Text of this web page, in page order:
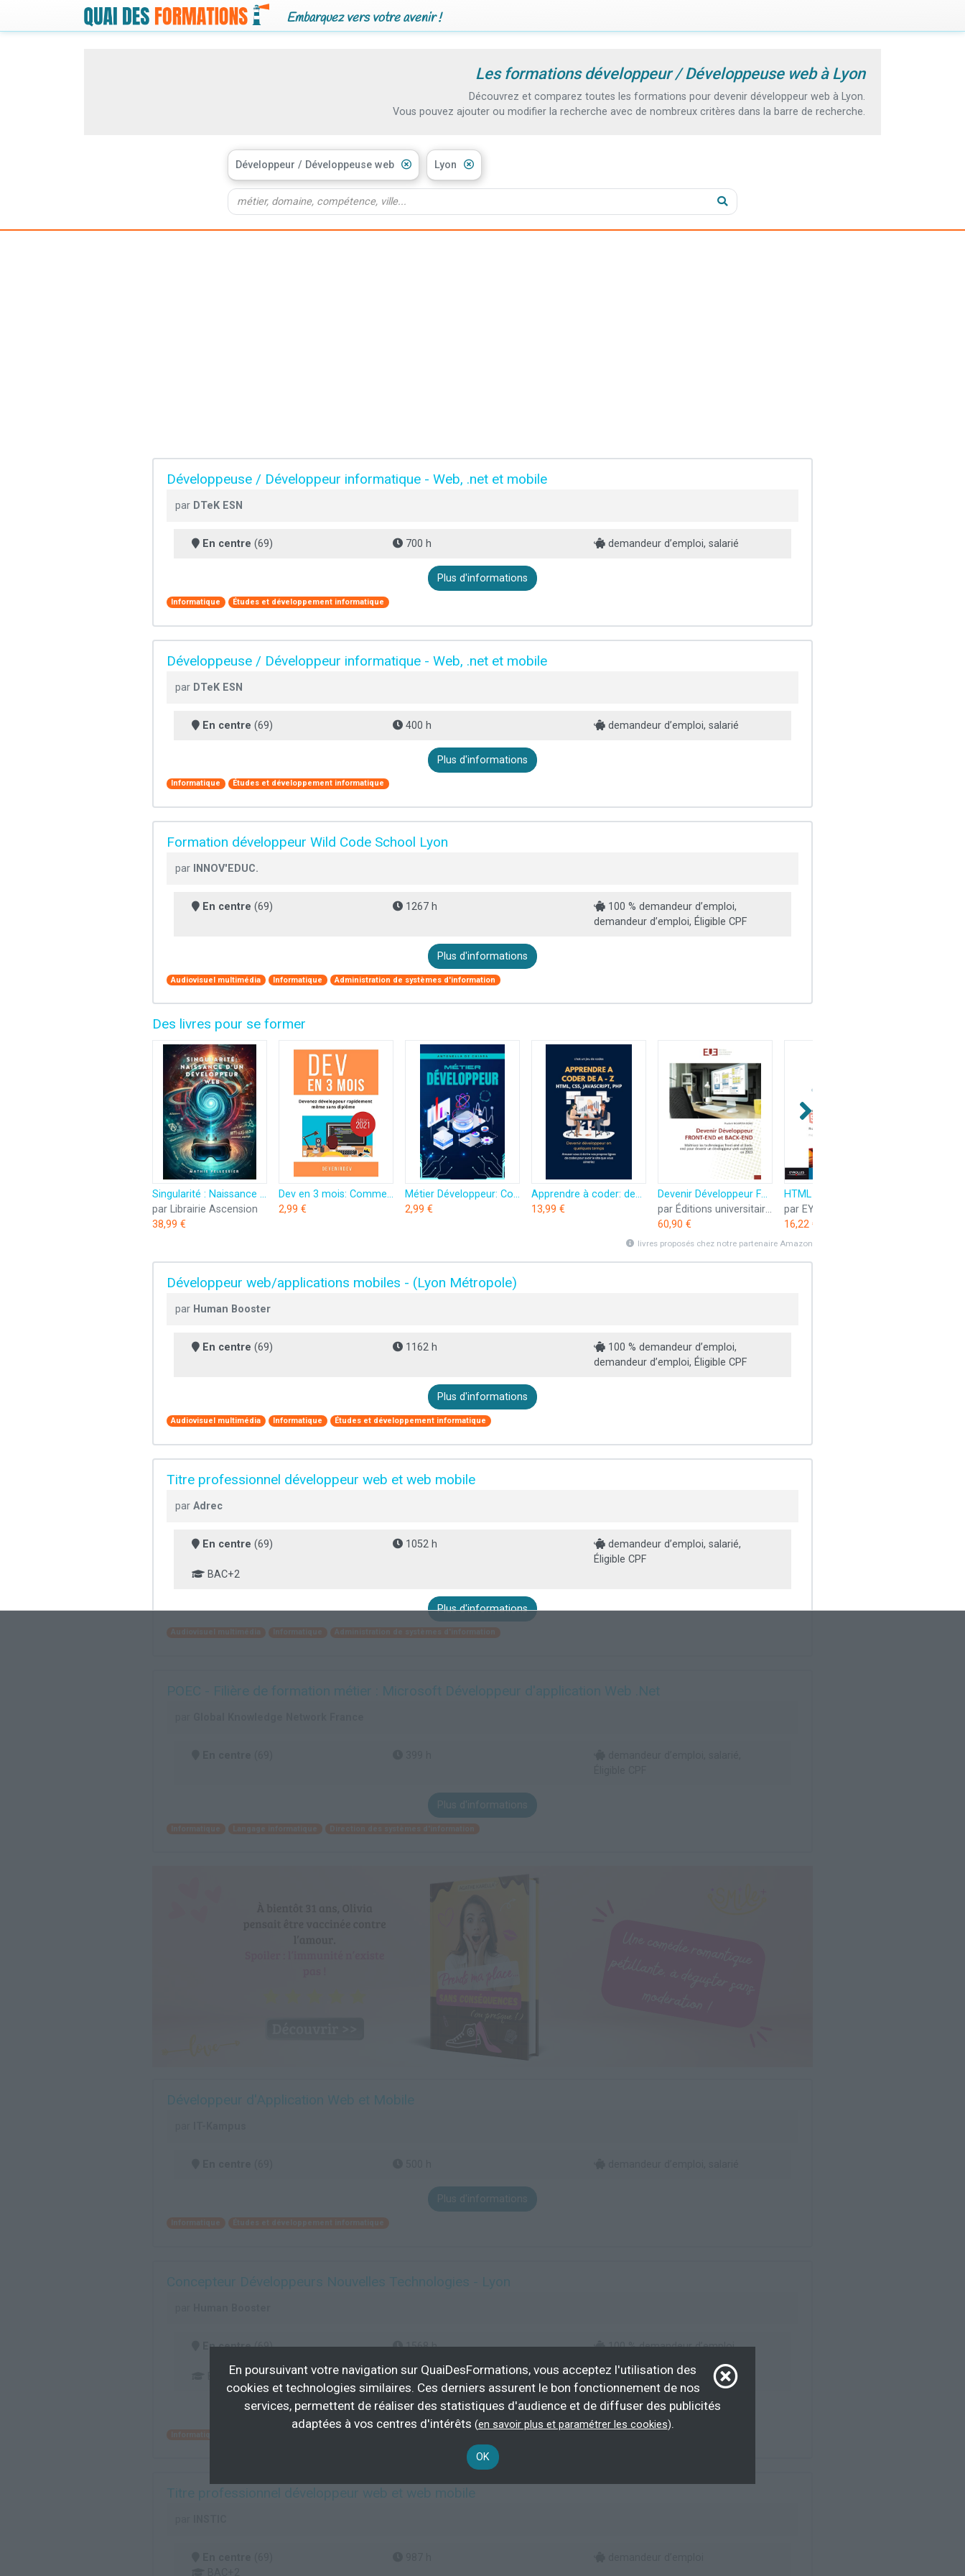
Embarquez vers votre avenir !
Les formations développeur / Développeuse web à Lyon
Découvrez et comparez toutes les formations pour devenir développeur web à Lyon.
Vous pouvez ajouter ou modifier la recherche avec de nombreux critères dans la barre de recherche.
Développeur / Développeuse web Lyon
Développeuse / Développeur informatique - Web, .net et mobile
par DTeK ESN
En centre (69) 700 h demandeur d’emploi, salarié
Plus d'informations
Informatique Études et développement informatique
Développeuse / Développeur informatique - Web, .net et mobile
par DTeK ESN
En centre (69) 400 h demandeur d’emploi, salarié
Plus d'informations
Informatique Études et développement informatique
Formation développeur Wild Code School Lyon
par INNOV'EDUC.
En centre (69) 1267 h
100 % demandeur d’emploi,
demandeur d’emploi, Éligible CPF
Plus d'informations
Audiovisuel multimédia Informatique Administration de systèmes d'information
Des livres pour se former
Singularité : Naissance d'un développeur web
par Librairie Ascension
38,99 €
Dev en 3 mois: Comment devenir développeur web rapidement même sans diplôme
2,99 €
Métier Développeur: Comprendre, choisir et évoluer dans le développement web et jeux vidéo
2,99 €
Apprendre à coder: devenir developpeur web ou webmaster: Amuser vous à écrire vos propres lignes de codes pour avoir le site que vous aimeriez
13,99 €
Devenir Développeur FRONT-END et BACK-END: Maîtrisez les technologies front-end et back-end pour devenir un développeur web complet en 2023
par Éditions universitaires européennes
60,90 €
par EYROLLES
16,22 €
livres proposés chez notre partenaire Amazon
Développeur web/applications mobiles - (Lyon Métropole)
par Human Booster
En centre (69) 1162 h
100 % demandeur d’emploi,
demandeur d’emploi, Éligible CPF
Plus d'informations
Audiovisuel multimédia Informatique Études et développement informatique
Titre professionnel développeur web et web mobile
par Adrec
En centre (69) 1052 h
demandeur d’emploi, salarié,
Éligible CPF
BAC+2
Plus d'informations
POEC - Filière de formation métier : Microsoft Développeur d'application Web .Net
Plus d'informations
Développeur d'Application Web et Mobile
Plus d'informations
Concepteur Développeurs Nouvelles Technologies - Lyon
En centre(69) 1568 h
100 % demandeur d’emploi,
demandeur d’emploi, Éligible CPF
BAC+3/4
Plus d'informations
Titre professionnel développeur web et web mobile
En poursuivant votre navigation sur QuaiDesFormations, vous acceptez l'utilisation des
cookies et technologies similaires. Ces derniers assurent le bon fonctionnement de nos
services, permettent de réaliser des statistiques d'audience et de diffuser des publicités
adaptées à vos centres d'intérêts (en savoir plus et paramétrer les cookies).
OK